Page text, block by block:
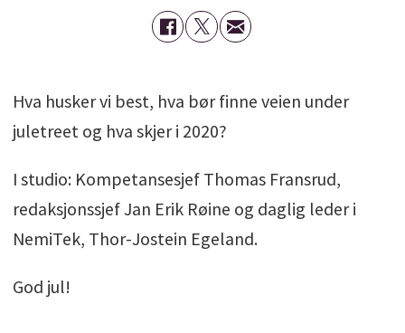
Hva husker vi best, hva bør finne veien under
juletreet og hva skjer i 2020?
I studio: Kompetansesjef Thomas Fransrud,
redaksjonssjef Jan Erik Røine og daglig leder i
NemiTek, Thor-Jostein Egeland.
God jul!